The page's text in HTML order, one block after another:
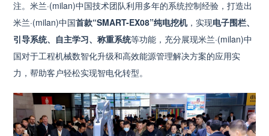
注。米兰·(milan)中国技术团队利用多年的系统控制经验，打造出
米兰·(milan)中国首款“SMART-EX08”纯电挖机，实现电子围栏、
引导系统、自主学习、称重系统等功能，充分展现米兰·(milan)中
国对于工程机械数智化升级和高效能源管理解决方案的应用实
力，帮助客户轻松实现智电化转型。